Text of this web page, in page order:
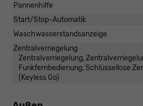
Pannenhilfe
Start/Stop-Automatik
Waschwasserstandsanzeige
Zentralverriegelung
Zentralverriegelung,
Funkfernbedienung, Schlüssellose
(Keyless Go)